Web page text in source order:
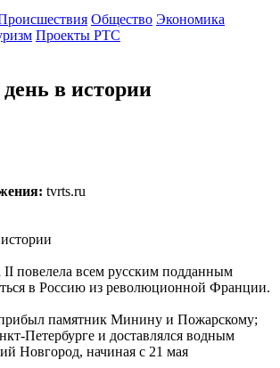
Общество Экономика
Проекты РТС
в истории
tvrts.ru
II повелела всем русским подданным
в Россию из революционной Франции.
памятник Минину и Пожарскому;
Петербурге и доставлялся водным
Новгород, начиная с 21 мая